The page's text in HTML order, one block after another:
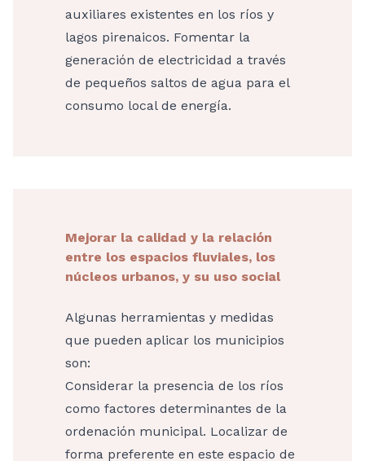
auxiliares existentes en los ríos y
lagos pirenaicos. Fomentar la
generación de electricidad a través
de pequeños saltos de agua para el
consumo local de energía.
Mejorar la calidad y la relación
entre los espacios fluviales, los
núcleos urbanos, y su uso social
Algunas herramientas y medidas
que pueden aplicar los municipios
son:
Considerar la presencia de los ríos
como factores determinantes de la
ordenación municipal. Localizar de
forma preferente en este espacio de